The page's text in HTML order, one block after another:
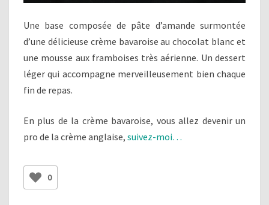
Une base composée de pâte d’amande surmontée
d’une délicieuse crème bavaroise au chocolat blanc et
une mousse aux framboises très aérienne. Un dessert
léger qui accompagne merveilleusement bien chaque
fin de repas.
En plus de la crème bavaroise, vous allez devenir un
pro de la crème anglaise, suivez-moi…
0